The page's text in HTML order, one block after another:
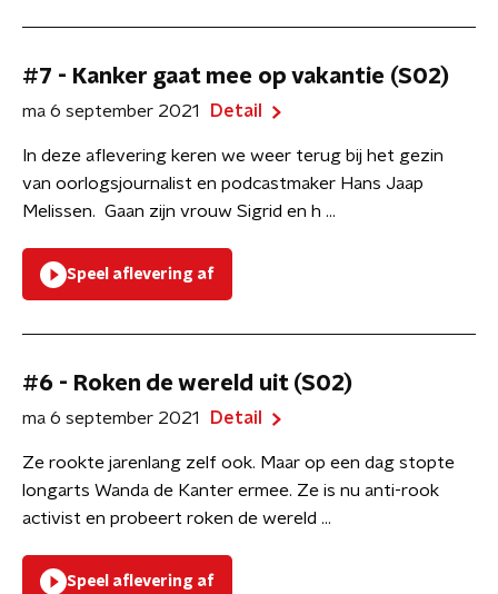
#7 - Kanker gaat mee op vakantie (S02)
ma 6 september 2021 Detail
In deze aflevering keren we weer terug bij het gezin
van oorlogsjournalist en podcastmaker Hans Jaap
Melissen. Gaan zijn vrouw Sigrid en h ...
Speel aflevering af
#6 - Roken de wereld uit (S02)
ma 6 september 2021 Detail
Ze rookte jarenlang zelf ook. Maar op een dag stopte
longarts Wanda de Kanter ermee. Ze is nu anti-rook
activist en probeert roken de wereld ...
Speel aflevering af